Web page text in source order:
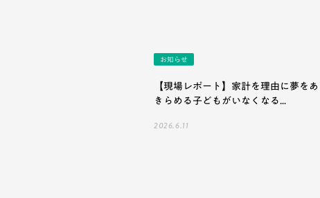
お知らせ
【現場レポート】家計を理由に夢をあ
きらめる子どもがいなくなる...
2026.6.11